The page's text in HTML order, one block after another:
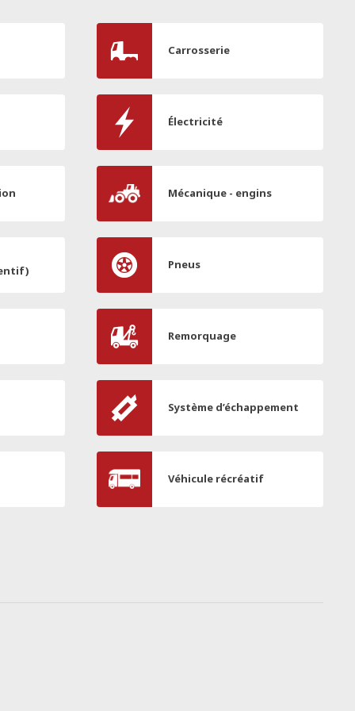
Carrosserie
Électricité
Mécanique - engins
Pneus
Remorquage
Système d’échappement
Véhicule récréatif